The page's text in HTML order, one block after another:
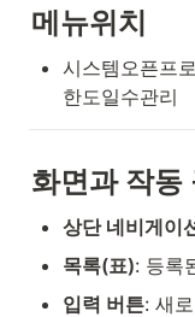
메뉴위치
시스템오픈프
한도일수관리
화면과 작동
상단 네비게이
목록(표): 등록
입력 버튼: 새